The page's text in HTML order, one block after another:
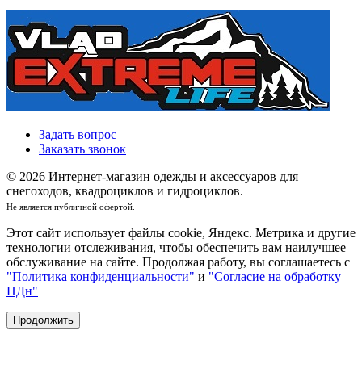
Задать вопрос
Заказать звонок
© 2026 Интернет-магазин одежды и аксессуаров для
снегоходов, квадроциклов и гидроциклов.
Не является публичной офертой.
Этот сайт использует файлы cookie, Яндекс. Метрика и другие
технологии отслеживания, чтобы обеспечить вам наилучшее
обслуживание на сайте. Продолжая работу, вы соглашаетесь с
"Политика конфиденциальности" и "Согласие на обработку
ПДн"
Продолжить